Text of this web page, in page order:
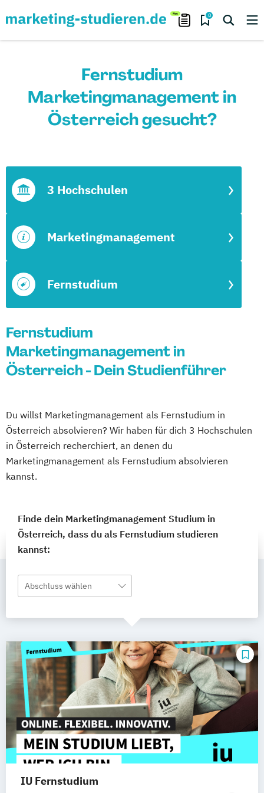
0
Fernstudium
Marketingmanagement in
Österreich gesucht?
Fernstudium
Marketingmanagement
3 Hochschulen
Fernstudium
Marketingmanagement in
Österreich - Dein Studienführer
Du willst Marketingmanagement als Fernstudium in
Österreich absolvieren? Wir haben für dich 3 Hochschulen
in Österreich recherchiert, an denen du
Marketingmanagement als Fernstudium absolvieren
kannst.
Finde dein Marketingmanagement Studium in
Österreich, dass du als Fernstudium studieren
kannst:
Abschluss wählen
IU Fernstudium